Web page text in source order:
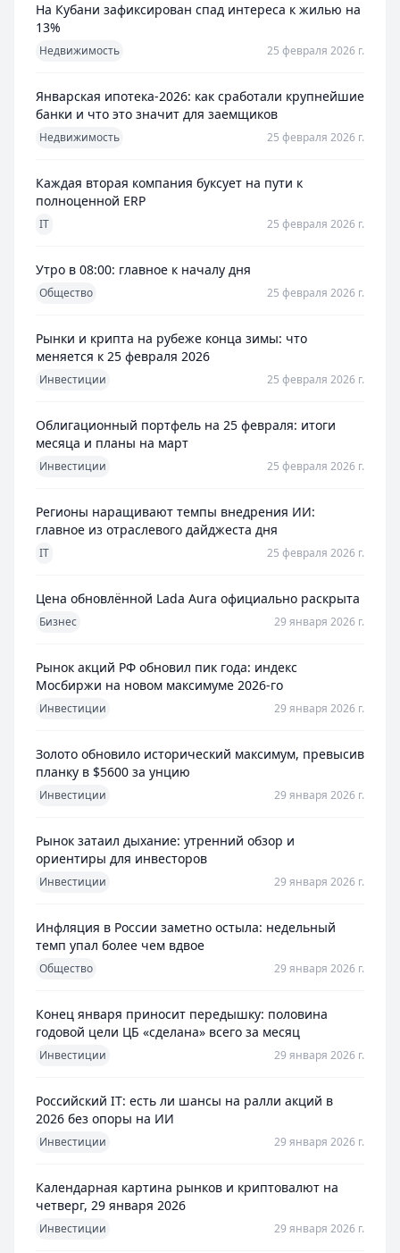
На Кубани зафиксирован спад интереса к жилью на
13%
Недвижимость 25 февраля 2026 г.
Январская ипотека-2026: как сработали крупнейшие
банки и что это значит для заемщиков
Недвижимость 25 февраля 2026 г.
Каждая вторая компания буксует на пути к
полноценной ERP
IT 25 февраля 2026 г.
Утро в 08:00: главное к началу дня
Общество 25 февраля 2026 г.
Рынки и крипта на рубеже конца зимы: что
меняется к 25 февраля 2026
Инвестиции 25 февраля 2026 г.
Облигационный портфель на 25 февраля: итоги
месяца и планы на март
Инвестиции 25 февраля 2026 г.
Регионы наращивают темпы внедрения ИИ:
главное из отраслевого дайджеста дня
IT 25 февраля 2026 г.
Цена обновлённой Lada Aura официально раскрыта
Бизнес 29 января 2026 г.
Рынок акций РФ обновил пик года: индекс
Мосбиржи на новом максимуме 2026-го
Инвестиции 29 января 2026 г.
Золото обновило исторический максимум, превысив
планку в $5600 за унцию
Инвестиции 29 января 2026 г.
Рынок затаил дыхание: утренний обзор и
ориентиры для инвесторов
Инвестиции 29 января 2026 г.
Инфляция в России заметно остыла: недельный
темп упал более чем вдвое
Общество 29 января 2026 г.
Конец января приносит передышку: половина
годовой цели ЦБ «сделана» всего за месяц
Инвестиции 29 января 2026 г.
Российский IT: есть ли шансы на ралли акций в
2026 без опоры на ИИ
Инвестиции 29 января 2026 г.
Календарная картина рынков и криптовалют на
четверг, 29 января 2026
Инвестиции 29 января 2026 г.